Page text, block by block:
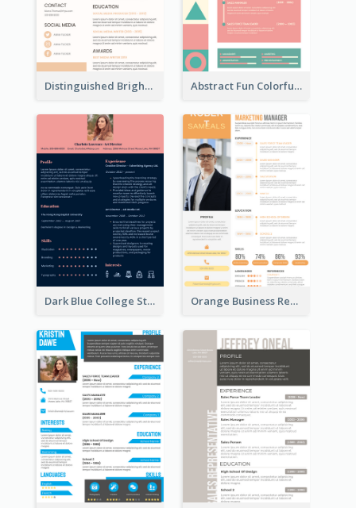
Distinguished Bright College Student Resume Abstract Fun Colorful Resume
Dark Blue College Student Resume Orange Business Resume